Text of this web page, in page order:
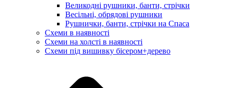
Великодні рушники, банти, стрічки
Весільні, обрядові рушники
Рушнички, банти, стрічки на Спаса
Схеми в наявності
Схеми на холсті в наявності
Схеми під вишивку бісером+дерево